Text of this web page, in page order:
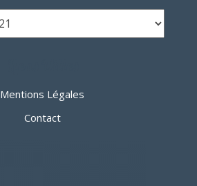
Mentions Légales
Contact